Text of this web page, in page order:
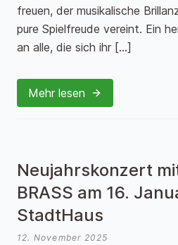
freuen, der musikalische
pure Spielfreude vereint. Ein
an alle, die sich ihr […]
Mehr lesen
Neujahrskonzert
BRASS am 16.
StadtHaus
12. November 2025